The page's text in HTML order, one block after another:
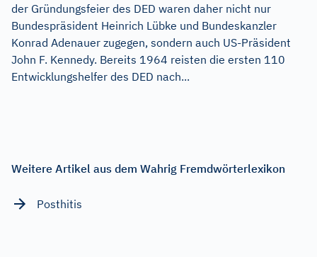
der Gründungsfeier des DED waren daher nicht nur
Bundespräsident Heinrich Lübke und Bundeskanzler
Konrad Adenauer zugegen, sondern auch US-Präsident
John F. Kennedy. Bereits 1964 reisten die ersten 110
Entwicklungshelfer des DED nach...
Weitere Artikel aus dem Wahrig Fremdwörterlexikon
Posthitis